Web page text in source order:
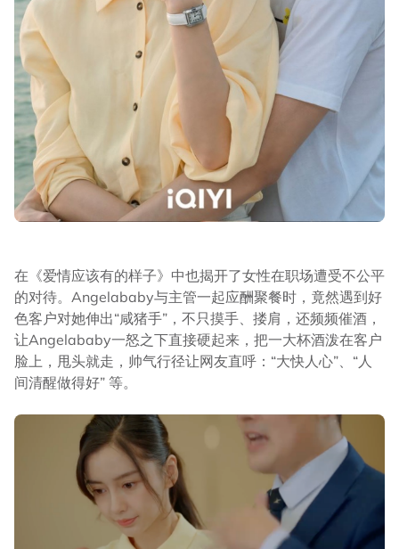
在《爱情应该有的样子》中也揭开了女性在职场遭受不公平
的对待。Angelababy与主管一起应酬聚餐时，竟然遇到好
色客户对她伸出“咸猪手”，不只摸手、搂肩，还频频催酒，
让Angelababy一怒之下直接硬起来，把一大杯酒泼在客户
脸上，甩头就走，帅气行径让网友直呼：“大快人心”、“人
间清醒做得好” 等。